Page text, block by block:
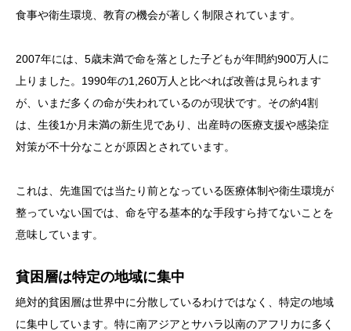
食事や衛生環境、教育の機会が著しく制限されています。
2007年には、5歳未満で命を落とした子どもが年間約900万人に
上りました。1990年の1,260万人と比べれば改善は見られます
が、いまだ多くの命が失われているのが現状です。その約4割
は、生後1か月未満の新生児であり、出産時の医療支援や感染症
対策が不十分なことが原因とされています。
これは、先進国では当たり前となっている医療体制や衛生環境が
整っていない国では、命を守る基本的な手段すら持てないことを
意味しています。
貧困層は特定の地域に集中
絶対的貧困層は世界中に分散しているわけではなく、特定の地域
に集中しています。特に南アジアとサハラ以南のアフリカに多く